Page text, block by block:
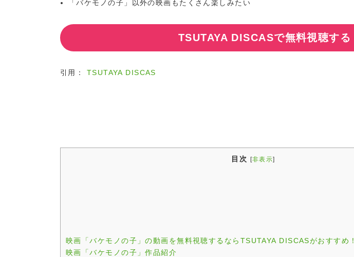
「バケモノの子」以外の映画もたくさん楽しみたい
TSUTAYA DISCASで無料視聴する
引用： TSUTAYA DISCAS
目次 [非表示]
映画「バケモノの子」の動画を無料視聴するならTSUTAYA DISCASがおすすめ！
映画「バケモノの子」作品紹介